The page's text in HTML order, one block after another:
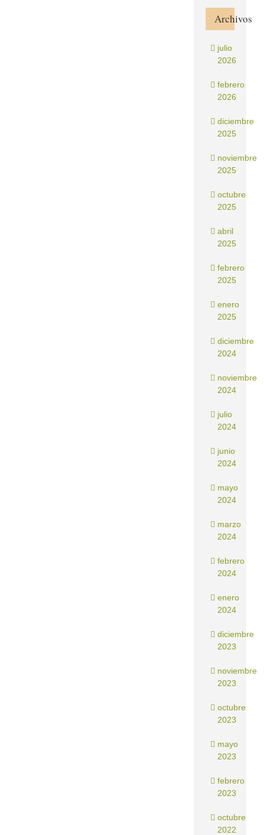
Archivos
julio
2026
febrero
2026
diciembre
2025
noviembre
2025
octubre
2025
abril
2025
febrero
2025
enero
2025
diciembre
2024
noviembre
2024
julio
2024
junio
2024
mayo
2024
marzo
2024
febrero
2024
enero
2024
diciembre
2023
noviembre
2023
octubre
2023
mayo
2023
febrero
2023
octubre
2022